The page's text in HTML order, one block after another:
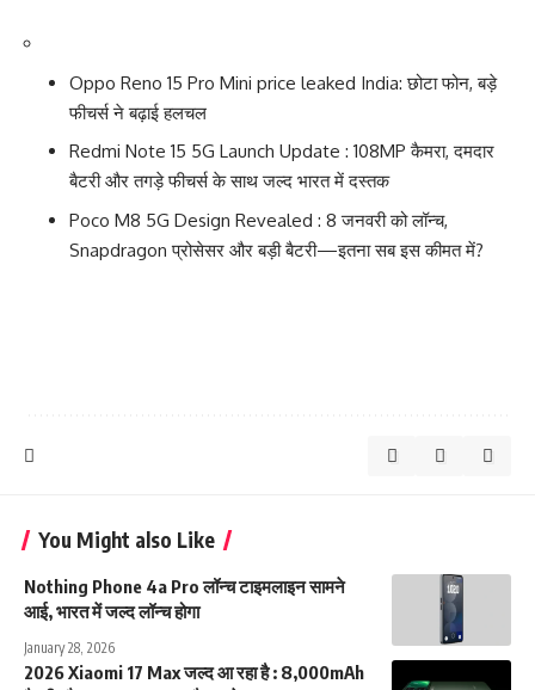
Oppo Reno 15 Pro Mini price leaked India: छोटा फोन, बड़े
फीचर्स ने बढ़ाई हलचल
Redmi Note 15 5G Launch Update : 108MP कैमरा, दमदार
बैटरी और तगड़े फीचर्स के साथ जल्द भारत में दस्तक
Poco M8 5G Design Revealed : 8 जनवरी को लॉन्च,
Snapdragon प्रोसेसर और बड़ी बैटरी—इतना सब इस कीमत में?
You Might also Like
Nothing Phone 4a Pro लॉन्च टाइमलाइन सामने
आई, भारत में जल्द लॉन्च होगा
January 28, 2026
2026 Xiaomi 17 Max जल्द आ रहा है : 8,000mAh